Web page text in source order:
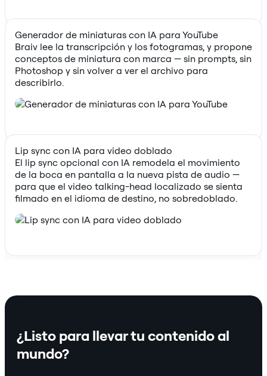
Generador de miniaturas con IA para YouTube
Braiv lee la transcripción y los fotogramas, y propone
conceptos de miniatura con marca — sin prompts, sin
Photoshop y sin volver a ver el archivo para
describirlo.
Lip sync con IA para video doblado
El lip sync opcional con IA remodela el movimiento
de la boca en pantalla a la nueva pista de audio —
para que el video talking-head localizado se sienta
filmado en el idioma de destino, no sobredoblado.
¿Listo para llevar tu contenido al
mundo?